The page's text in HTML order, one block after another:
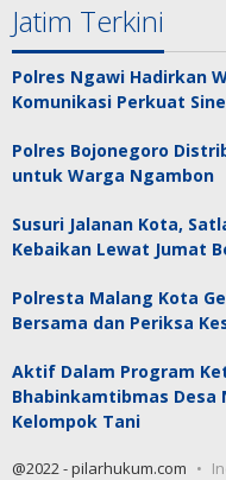
Jatim Terkini
Polres Ngawi Hadirkan
Komunikasi Perkuat
Polres Bojonegoro
untuk Warga Ngambon
Susuri Jalanan Kota,
Kebaikan Lewat Jumat
Polresta Malang Kota
Bersama dan Periksa
Aktif Dalam Program
Bhabinkamtibmas Desa
Kelompok Tani
@2022 - pilarhukum.com